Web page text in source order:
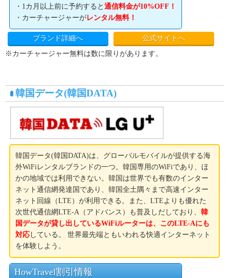
・1カ月以上前に予約すると通信料金が10%OFF！
・カーチャージャーがレンタル無料！
ブランド詳細へ
公式サイトへ
※カーチャージャー無料は数に限りがあります。
韓国データ(韓国DATA)
韓国データ(韓国DATA)は、グローバルモバイルが提供する海
外WiFiレンタルブランドの一つ。韓国専用のWiFiであり、ほ
かの地域では利用できない。韓国は世界でも有数のインター
ネット通信網発達国であり、韓国全土隅々まで高速インター
ネット回線（LTE）が利用できる。また、LTEよりも優れた
次世代通信網LTE-A（アドバンス）も普及しだしており、韓
国データが貸し出しているWiFiルーターは、このLTE-Aにも
対応 している。 世界最先端ともいわれる快適インターネット
を体験しよう。
HowTravel割引情報